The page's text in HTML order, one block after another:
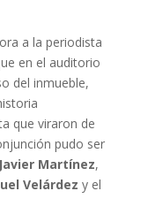
a la periodista
en el auditorio
del inmueble,
que viraron de
pudo ser
Javier Martínez,
Velárdez y el